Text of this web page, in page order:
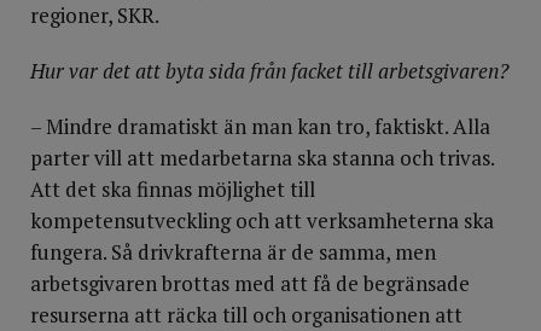
regioner, SKR.
Hur var det att byta sida från facket till arbetsgivaren?
– Mindre dramatiskt än man kan tro, faktiskt. Alla
parter vill att medarbetarna ska stanna och trivas.
Att det ska finnas möjlighet till
kompetensutveckling och att verksamheterna ska
fungera. Så drivkrafterna är de samma, men
arbetsgivaren brottas med att få de begränsade
resurserna att räcka till och organisationen att